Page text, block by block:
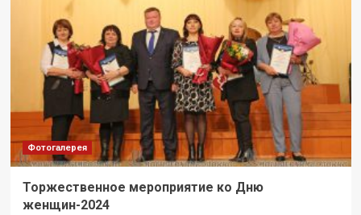
Фотогалерея
Торжественное мероприятие ко Дню
женщин-2024